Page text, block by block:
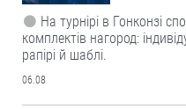
На турнірі в Гонконзі
комплектів нагород:
рапірі й шаблі.
06.08